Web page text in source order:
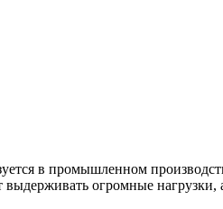
в промышленном
огромные